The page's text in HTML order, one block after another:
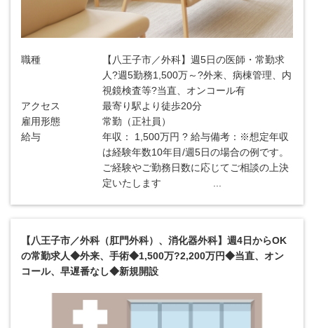
職種
【八王子市／外科】週5日の医師・常勤求
人?週5勤務1,500万～?外来、病棟管理、内
視鏡検査等?当直、オンコール有
アクセス
最寄り駅より徒歩20分
雇用形態
常勤（正社員）
給与
年収： 1,500万円 ? 給与備考：※想定年収
は経験年数10年目/週5日の場合の例です。
ご経験やご勤務日数に応じてご相談の上決
定いたします ...
【八王子市／外科（肛門外科）、消化器外科】週4日からOK
の常勤求人◆外来、手術◆1,500万?2,200万円◆当直、オン
コール、早遅番なし◆新規開設